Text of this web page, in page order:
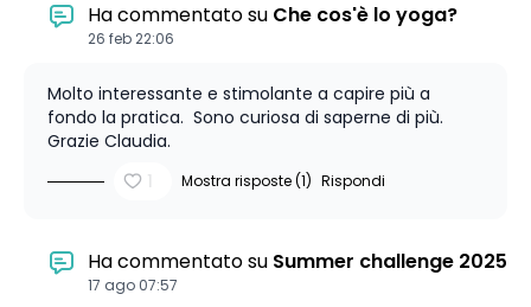
Ha commentato su Che cos'è lo yoga?
26 feb 22:06
Molto interessante e stimolante a capire più a
fondo la pratica. Sono curiosa di saperne di più.
Grazie Claudia.
1
Mostra risposte (1) Rispondi
Ha commentato su Summer challenge 2025
17 ago 07:57